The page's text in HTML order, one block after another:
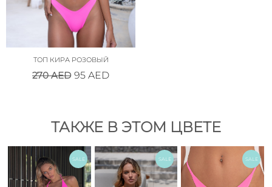
ТОП КИРА РОЗОВЫЙ
270AED 95 AED
ТАКЖЕ В ЭТОМ ЦВЕТЕ
SALE SALE SALE